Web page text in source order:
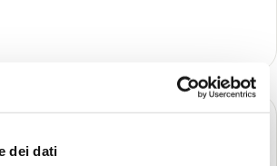
dei dati